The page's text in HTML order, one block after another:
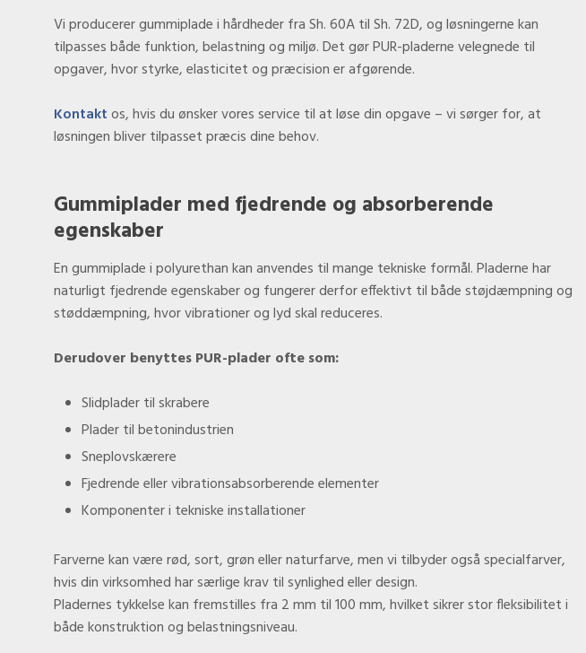
Vi producerer gummiplade i hårdheder fra Sh. 60A til Sh. 72D, og løsningerne kan
tilpasses både funktion, belastning og miljø. Det gør PUR-pladerne velegnede til
opgaver, hvor styrke, elasticitet og præcision er afgørende.
Kontaktos, hvis du ønsker vores service til at løse din opgave – vi sørger for, at
løsningen bliver tilpasset præcis dine behov.
Gummiplader med fjedrende og absorberende
egenskaber
​En gummiplade i polyurethan kan anvendes til mange tekniske formål. Pladerne har
naturligt fjedrende egenskaber og fungerer derfor effektivt til både støjdæmpning og
støddæmpning, hvor vibrationer og lyd skal reduceres.
Derudover benyttes PUR-plader ofte som:
Slidplader til skrabere
Plader til betonindustrien
Sneplovskærere
​Fjedrende eller vibrationsabsorberende elementer
​Komponenter i tekniske installationer
Farverne kan være rød, sort, grøn eller naturfarve, men vi tilbyder også specialfarver,
hvis din virksomhed har særlige krav til synlighed eller design.
Pladernes tykkelse kan fremstilles fra 2 mm til 100 mm, hvilket sikrer stor fleksibilitet i
både konstruktion og belastningsniveau.